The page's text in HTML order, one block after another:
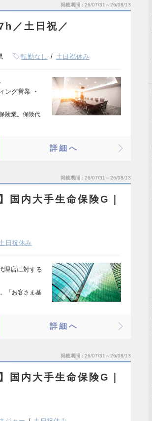
掲載期間 26/07/31～26/08/13
／土日祝／
転勤なし 土日祝休み
ング営業 ・
険業。保険代
詳細へ
掲載期間 26/07/31～26/08/13
国内大手生命保険G｜
日祝休み
理店に対する
「お客さま基
詳細へ
掲載期間 26/07/31～26/08/13
国内大手生命保険G｜